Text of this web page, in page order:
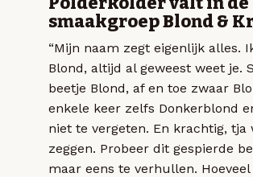
smaakgroep Blond &
“Mijn naam zegt eigenlijk alles.
Blond, altijd al geweest weet je.
beetje Blond, af en toe zwaar
enkele keer zelfs Donkerblond
niet te vergeten. En krachtig, tja
zeggen. Probeer dit gespierde
maar eens te verhullen.